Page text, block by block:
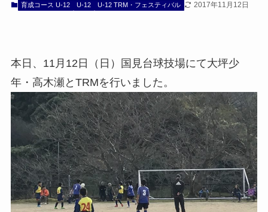
育成コース U-12 U-12 U-12 TRM・フェスティバル 2017年11月12日
本日、11月12日（日）国見台球技場にて大坪少
年・高木瀬とTRMを行いました。